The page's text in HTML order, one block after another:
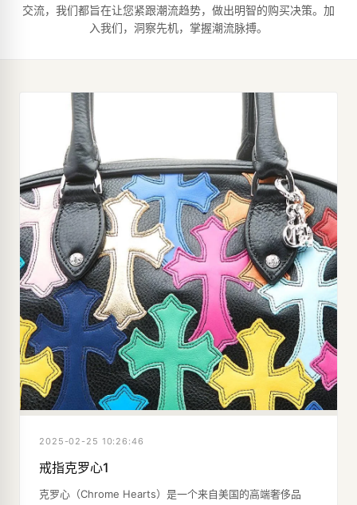
交流，我们都旨在让您紧跟潮流趋势，做出明智的购买决策。加
入我们，洞察先机，掌握潮流脉搏。
2025-02-25 10:26:46
戒指克罗心1
克罗心（Chrome Hearts）是一个来自美国的高端奢侈品